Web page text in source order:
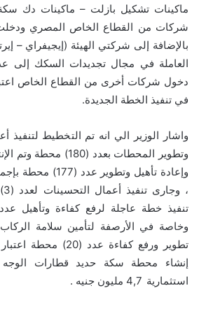
شركات من القطاع الخاص المصري
بالإضافة إلى شركتي الهيئة (إيجيفراي –
في تنفيذ الخطة الجديدة.
واشار الوزير الي انه تم التخطيط لتنفيذ
وتطوير المحطات بعدد
وخاصة في الأرصفة لتأمين سلامة
إنشاء محطة سكة حديد قطارات الوجه
استثمارية 4,7 مليون جنيه .